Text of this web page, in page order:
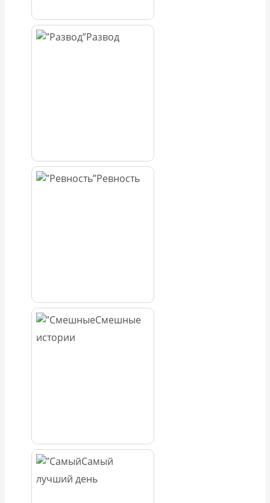
Развод
Ревность
Смешные
истории
Самый
лучший день